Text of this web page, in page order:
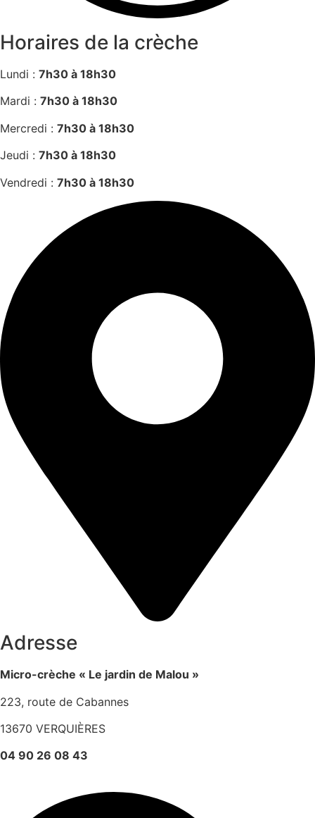
Horaires de la crèche
Lundi : 7h30 à 18h30
Mardi : 7h30 à 18h30
Mercredi : 7h30 à 18h30
Jeudi : 7h30 à 18h30
Vendredi : 7h30 à 18h30
Adresse
Micro-crèche « Le jardin de Malou »
223, route de Cabannes
13670 VERQUIÈRES
04 90 26 08 43